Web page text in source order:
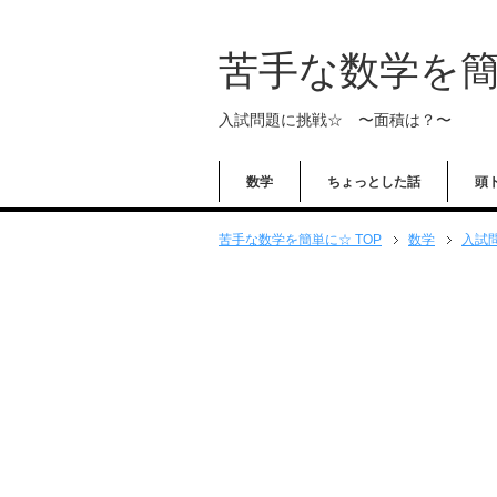
苦手な数学を
入試問題に挑戦☆ 〜面積は？〜
数学 ちょっとした話 頭
苦手な数学を簡単に☆ TOP 数学 入試